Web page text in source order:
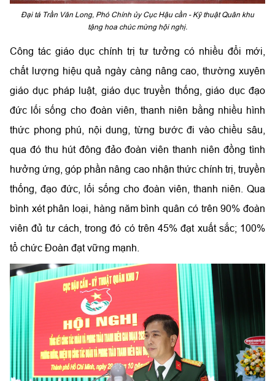
Đại tá Trần Văn Long, Phó Chính ủy Cục Hậu cần - Kỹ thuật Quân khu
tặng hoa chúc mừng hội nghị.
Công tác giáo dục chính trị tư tưởng có nhiều đổi mới,
chất lượng hiệu quả ngày càng nâng cao, thường xuyên
giáo dục pháp luật, giáo dục truyền thống, giáo dục đạo
đức lối sống cho đoàn viên, thanh niên bằng nhiều hình
thức phong phú, nội dung, từng bước đi vào chiều sâu,
qua đó thu hút đông đảo đoàn viên thanh niên đồng tình
hưởng ứng, góp phần nâng cao nhận thức chính trị, truyền
thống, đạo đức, lối sống cho đoàn viên, thanh niên. Qua
bình xét phân loại, hàng năm bình quân có trên 90% đoàn
viên đủ tư cách, trong đó có trên 45% đạt xuất sắc; 100%
tổ chức Đoàn đạt vững mạnh.